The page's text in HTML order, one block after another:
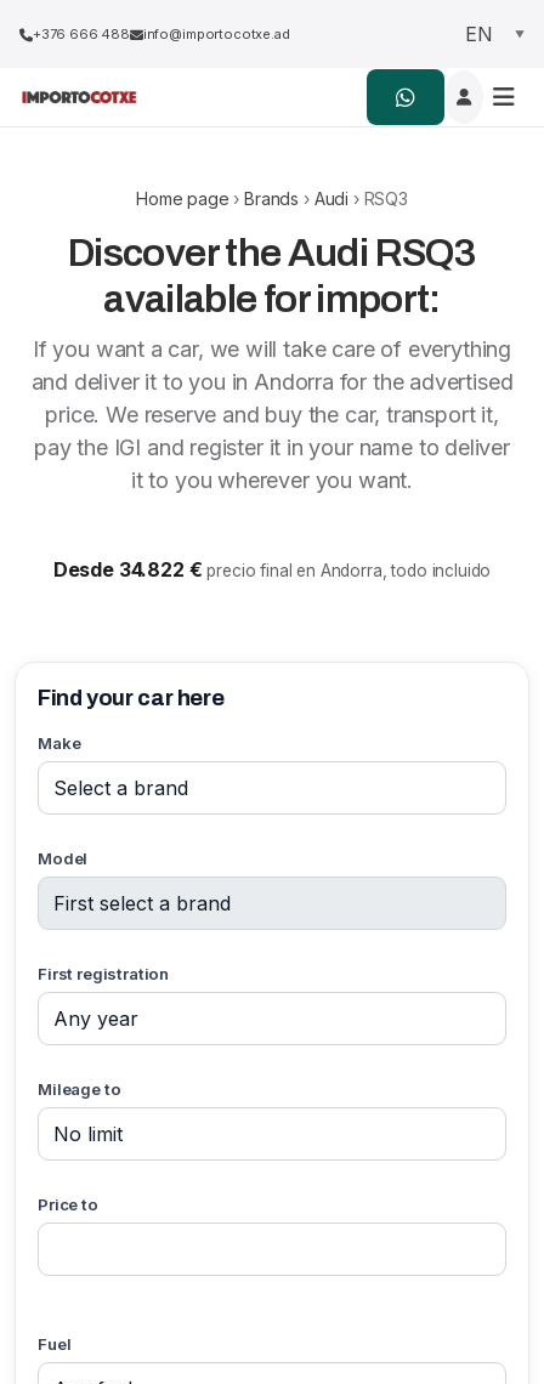
+376 666 488 info@importocotxe.ad
Home page ›Brands › Audi › RSQ3
Discover the Audi RSQ3
available for import:
If you want a car, we will take care of everything
and deliver it to you in Andorra for the advertised
price. We reserve and buy the car, transport it,
pay the IGI and register it in your name to deliver
it to you wherever you want.
Desde 34.822 €precio final en Andorra, todo incluido
Find your car here
Make
Model
First registration
Mileage to
Price to
Fuel